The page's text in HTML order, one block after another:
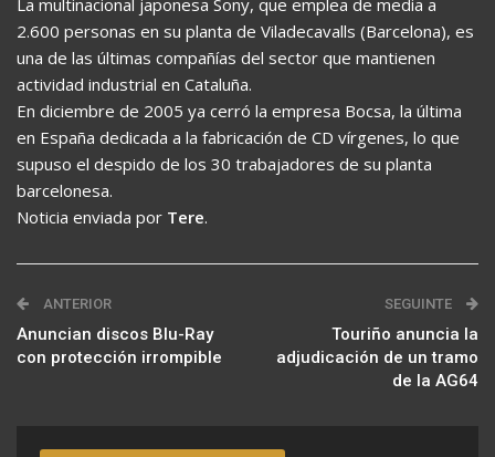
La multinacional japonesa Sony, que emplea de media a
2.600 personas en su planta de Viladecavalls (Barcelona), es
una de las últimas compañías del sector que mantienen
actividad industrial en Cataluña.
En diciembre de 2005 ya cerró la empresa Bocsa, la última
en España dedicada a la fabricación de CD vírgenes, lo que
supuso el despido de los 30 trabajadores de su planta
barcelonesa.
Noticia enviada por Tere.
ANTERIOR
Anuncian discos Blu-Ray
con protección irrompible
SEGUINTE
Touriño anuncia la
adjudicación de un tramo
de la AG64